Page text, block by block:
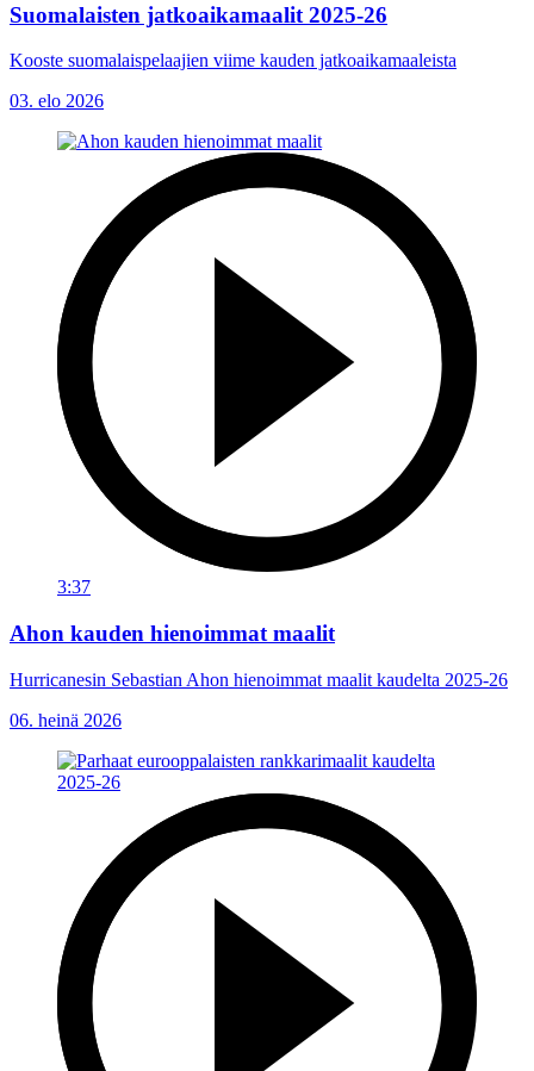
Suomalaisten jatkoaikamaalit 2025-26
Kooste suomalaispelaajien viime kauden jatkoaikamaaleista
03. elo 2026
3:37
Ahon kauden hienoimmat maalit
Hurricanesin Sebastian Ahon hienoimmat maalit kaudelta 2025-26
06. heinä 2026